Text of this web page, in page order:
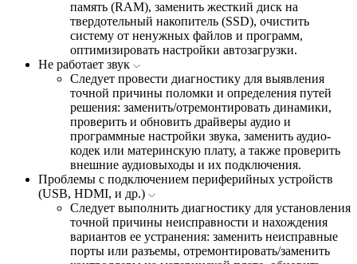
память (RAM), заменить жесткий диск на
твердотельный накопитель (SSD), очистить
систему от ненужных файлов и программ,
оптимизировать настройки автозагрузки.
Не работает звук
Следует провести диагностику для выявления
точной причины поломки и определения путей
решения: заменить/отремонтировать динамики,
проверить и обновить драйверы аудио и
программные настройки звука, заменить аудио-
кодек или материнскую плату, а также проверить
внешние аудиовыходы и их подключения.
Проблемы с подключением периферийных устройств
(USB, HDMI, и др.)
Следует выполнить диагностику для установления
точной причины неисправности и нахождения
вариантов ее устранения: заменить неисправные
порты или разъемы, отремонтировать/заменить